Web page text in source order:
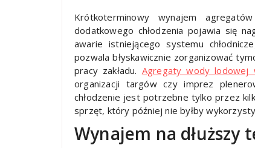
Krótkoterminowy wynajem
dodatkowego chłodzenia pojawia się
awarie istniejącego systemu
pozwala błyskawicznie zorganizować
pracy zakładu. Agregaty wody lodowej
organizacji targów czy imprez
chłodzenie jest potrzebne tylko przez
sprzęt, który później nie byłby
Wynajem na dłuższy